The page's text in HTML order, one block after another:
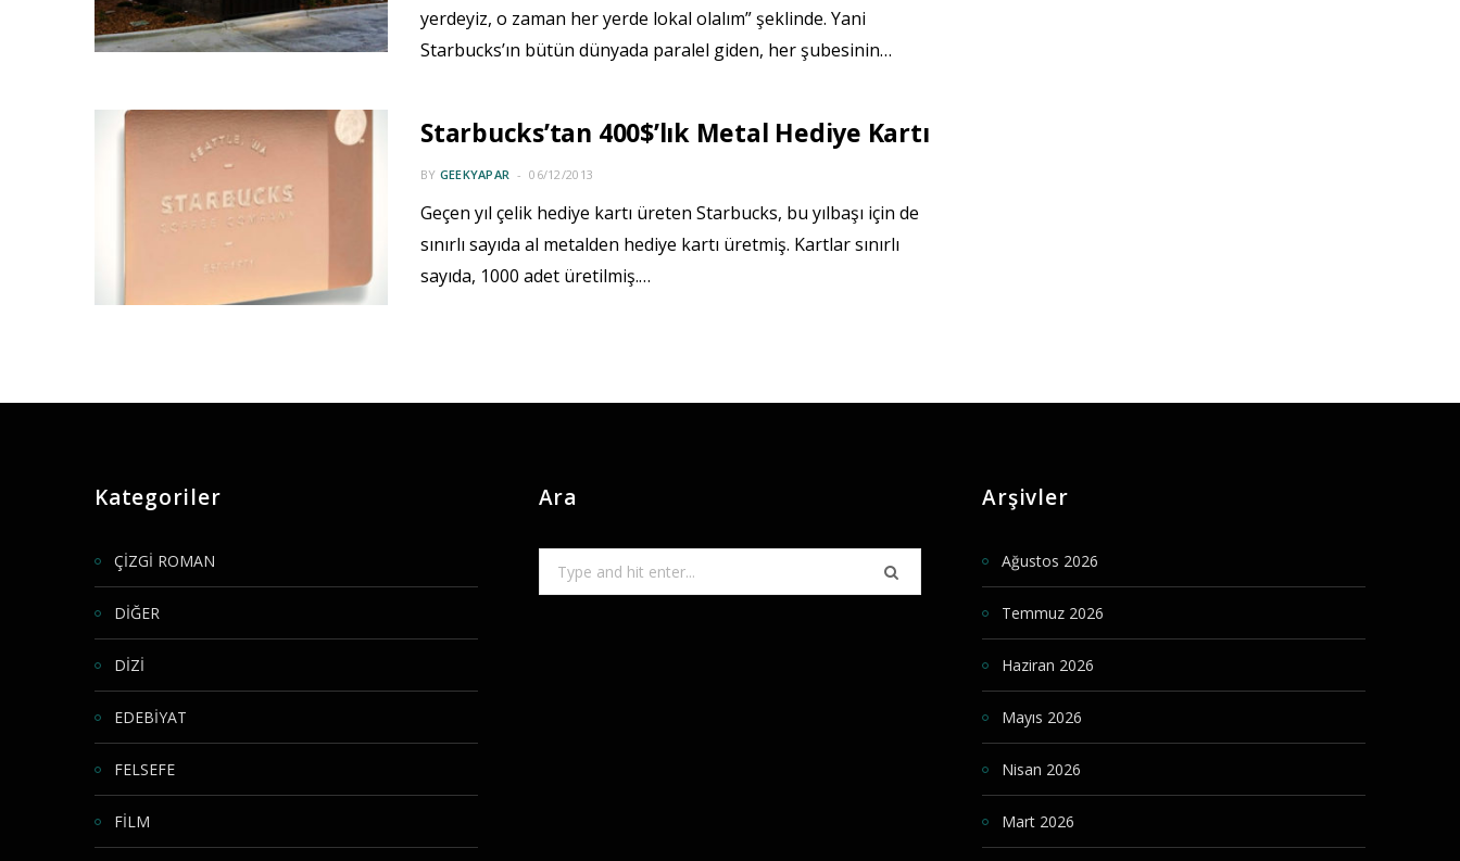
yerdeyiz, o zaman her yerde lokal olalım” şeklinde. Yani
Starbucks’ın bütün dünyada paralel giden, her şubesinin…
Starbucks’tan 400$’lık Metal Hediye Kartı
BY GEEKYAPAR 06/12/2013
Geçen yıl çelik hediye kartı üreten Starbucks, bu yılbaşı için de
sınırlı sayıda al metalden hediye kartı üretmiş. Kartlar sınırlı
sayıda, 1000 adet üretilmiş.…
Kategoriler
ÇİZGİ ROMAN
DİĞER
DİZİ
EDEBİYAT
FELSEFE
FİLM
Ara
for:
Arşivler
Ağustos 2026
Temmuz 2026
Haziran 2026
Mayıs 2026
Nisan 2026
Mart 2026